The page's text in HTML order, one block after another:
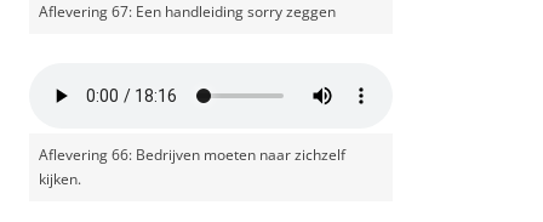
Aflevering 67: Een handleiding sorry zeggen
Aflevering 66: Bedrijven moeten naar zichzelf
kijken.